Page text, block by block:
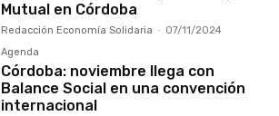
Mutual en Córdoba
Redacción Economía Solidaria - 07/11/2024
Agenda
Córdoba: noviembre llega con
Balance Social en una convención
internacional